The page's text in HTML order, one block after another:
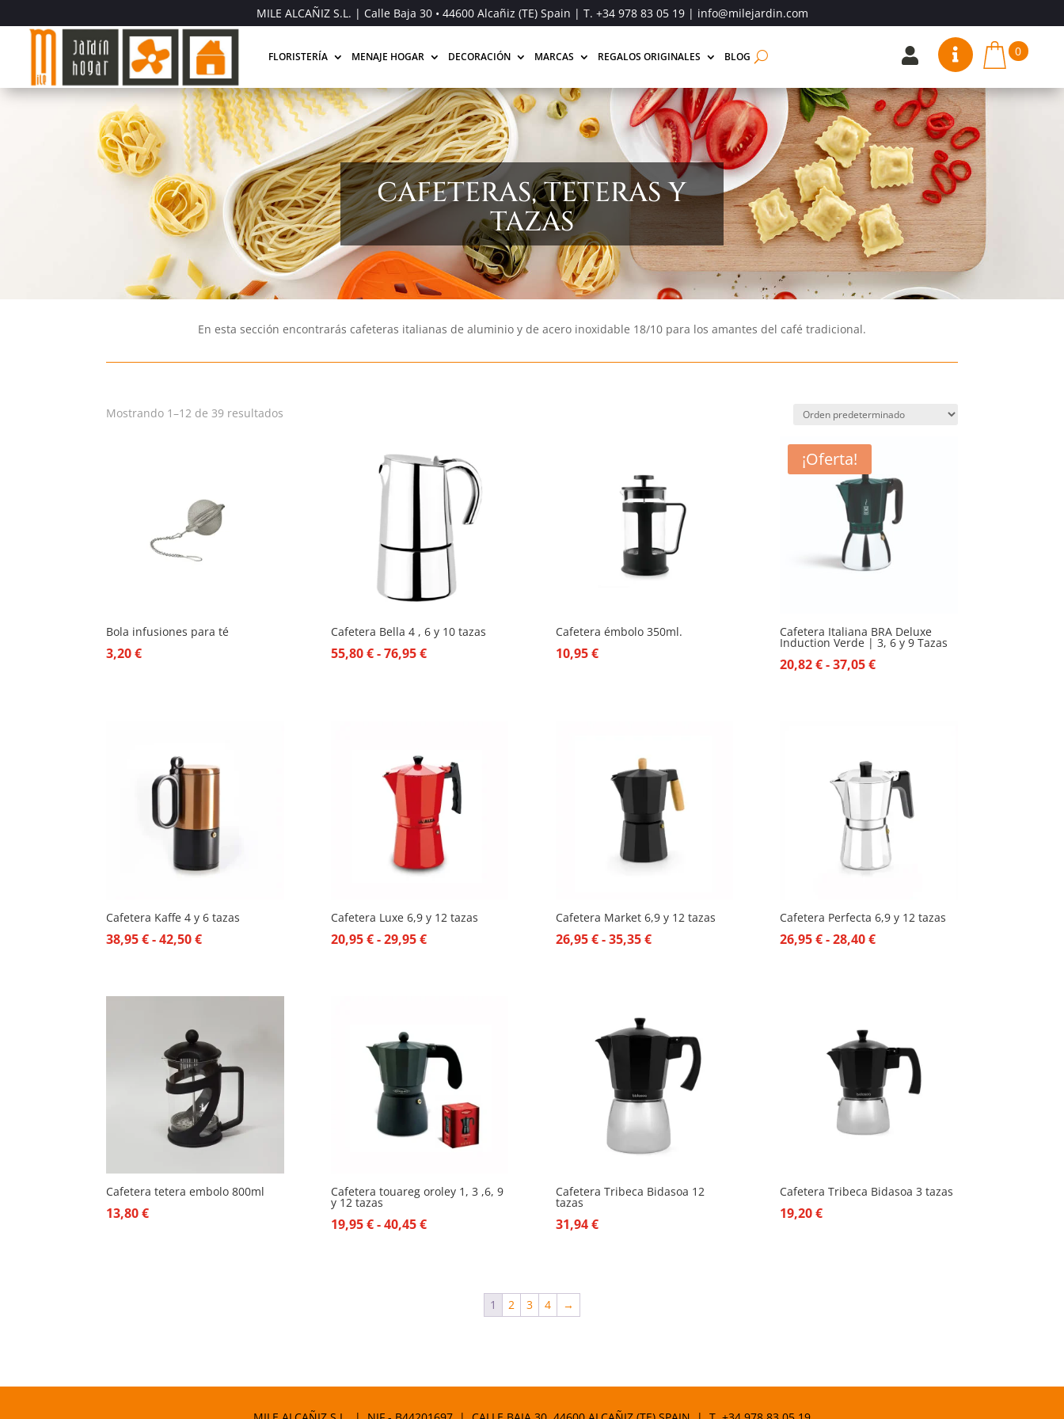
MILE ALCAÑIZ S.L. | Calle Baja 30 • 44600 Alcañiz (TE) Spain | T. +34 978 83 05 19| info@milejardin.com
FLORISTERÍA MENAJE HOGAR DECORACIÓN MARCAS REGALOS ORIGINALES BLOG   0
CAFETERAS, TETERAS Y
TAZAS
En esta sección encontrarás cafeteras italianas de aluminio y de acero inoxidable 18/10 para los amantes del café tradicional.
Mostrando 1–12 de 39 resultados
Bola infusiones para té
3,20€
Cafetera Bella 4 , 6 y 10 tazas
55,80€-76,95€Rango
76,95 €
Cafetera émbolo 350ml.
10,95€
¡Oferta!
Cafetera Italiana BRA Deluxe
Induction Verde | 3, 6 y 9 Tazas
20,82€-37,05€Rango
hasta
37,05 €
Cafetera Kaffe 4 y 6 tazas
38,95€ - 42,50€Rango
desde
hasta
42,50 €
Cafetera Luxe 6,9 y 12 tazas
20,95€-29,95€Rango
hasta
29,95 €
Cafetera Market 6,9 y 12 tazas
26,95€ - 35,35€Rango
hasta
35,35 €
Cafetera Perfecta 6,9 y 12 tazas
26,95€-28,40€Rango
hasta
28,40 €
Cafetera tetera embolo 800ml
13,80€
Cafetera touareg oroley 1, 3 ,6, 9
y 12 tazas
19,95€-40,45€Rango
Cafetera Tribeca Bidasoa 12
tazas
31,94€
Cafetera Tribeca Bidasoa 3 tazas
19,20€
1 2 3 4 →